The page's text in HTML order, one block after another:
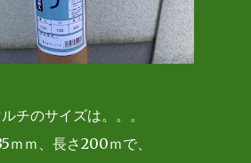
チのサイズは。。。
ｍｍ、長さ200ｍで、